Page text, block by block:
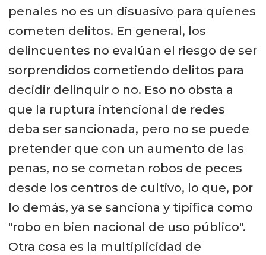
penales no es un disuasivo para quienes
cometen delitos. En general, los
delincuentes no evalúan el riesgo de ser
sorprendidos cometiendo delitos para
decidir delinquir o no. Eso no obsta a
que la ruptura intencional de redes
deba ser sancionada, pero no se puede
pretender que con un aumento de las
penas, no se cometan robos de peces
desde los centros de cultivo, lo que, por
lo demás, ya se sanciona y tipifica como
"robo en bien nacional de uso público".
Otra cosa es la multiplicidad de